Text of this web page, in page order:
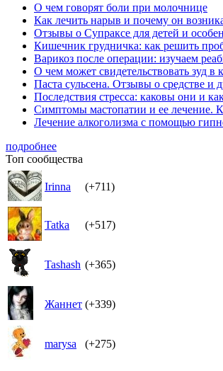
О чем говорят боли при молочнице
Как лечить нарыв и почему он
Отзывы о Супраксе для детей и
Кишечник грудничка: как решить
Варикоз после операции: изучаем
О чем может свидетельствовать зуд в
Паста сульсена. Отзывы о средстве и
Последствия стресса: каковы они и
Симптомы мастопатии и ее лечение.
Лечение алкоголизма с помощью
подробнее
Топ сообщества
Irinna (+711)
Tatka (+517)
Tashash (+365)
Жаннет (+339)
marysa (+275)